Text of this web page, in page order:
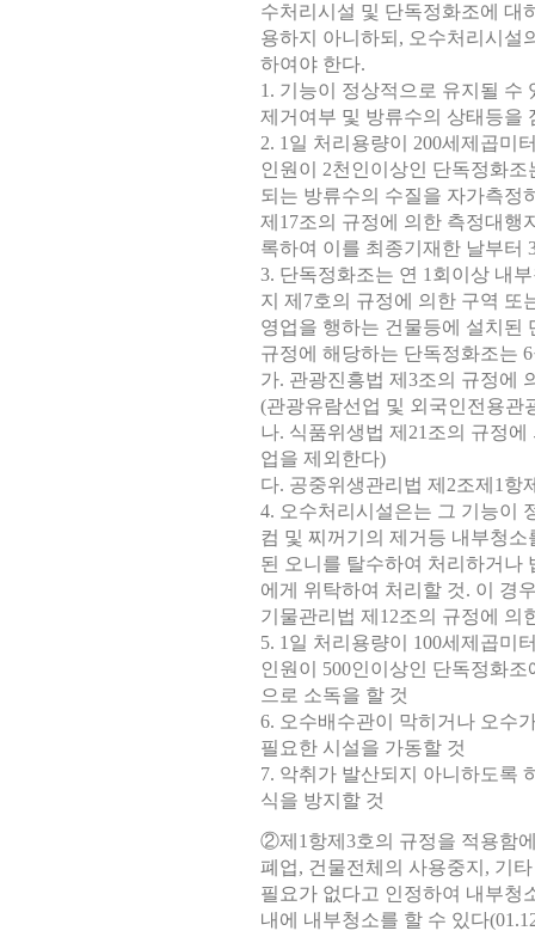
수처리시설 및 단독정화조에 대
용하지 아니하되, 오수처리시설
하여야 한다.
1. 기능이 정상적으로 유지될 수
제거여부 및 방류수의 상태등을
2. 1일 처리용량이 200세제곱미
인원이 2천인이상인 단독정화
되는 방류수의 수질을 자가측정
제17조의 규정에 의한 측정대행
록하여 이를 최종기재한 날부터
3. 단독정화조는 연 1회이상 내
지 제7호의 규정에 의한 구역 또
영업을 행하는 건물등에 설치된
규정에 해당하는 단독정화조는
가. 관광진흥법 제3조의 규정에
(관광유람선업 및 외국인전용관
나. 식품위생법 제21조의 규정
업을 제외한다)
다. 공중위생관리법 제2조제1항
4. 오수처리시설은는 그 기능이
컴 및 찌꺼기의 제거등 내부청
된 오니를 탈수하여 처리하거나
에게 위탁하여 처리할 것. 이 경
기물관리법 제12조의 규정에 의
5. 1일 처리용량이 100세제곱미
인원이 500인이상인 단독정화
으로 소독을 할 것
6. 오수배수관이 막히거나 오수
필요한 시설을 가동할 것
7. 악취가 발산되지 아니하도록
식을 방지할 것
②제1항제3호의 규정을 적용함
폐업, 건물전체의 사용중지, 기
필요가 없다고 인정하여 내부청
내에 내부청소를 할 수 있다